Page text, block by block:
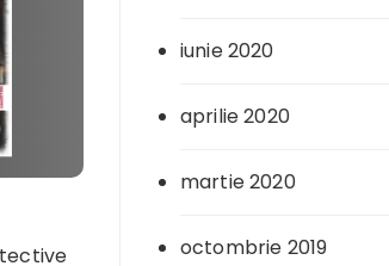
iunie 2020
aprilie 2020
martie 2020
octombrie 2019